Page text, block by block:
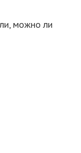
можно ли